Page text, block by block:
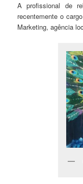
A profissional de
recentemente o
Marketing, agência